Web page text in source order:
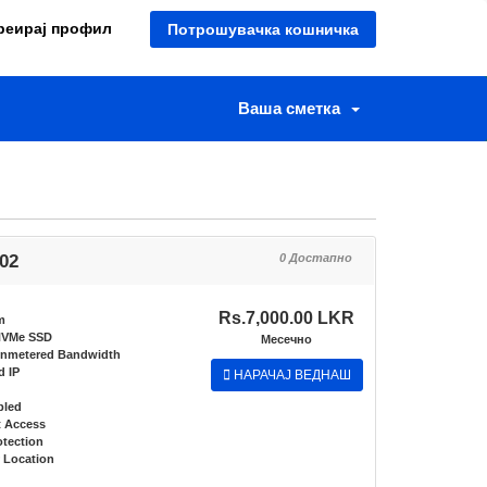
профил Потрошувачка кошничка
Ваша сметка
0 Достапно
SSD
Bandwidth
IP
Access
Location
Rs.7,000.00 LKR
Месечно
НАРАЧАЈ ВЕДНАШ